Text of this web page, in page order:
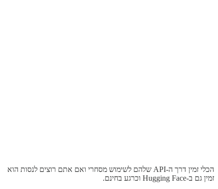
הכלי זמין דרך ה-API שלהם לשימוש מסחרי ואם אתם רוצים לנסות הוא
זמין גם ב-Hugging Face וכרגע בחינם.